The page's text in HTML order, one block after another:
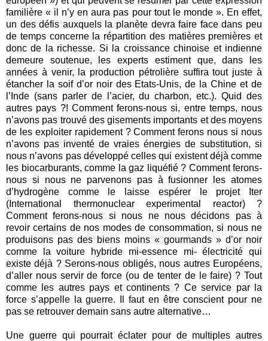
familière « il n’y en aura pas pour tout le monde ». En effet,
un des défis auxquels la planète devra faire face dans peu
de temps concerne la répartition des matières premières et
donc de la richesse. Si la croissance chinoise et indienne
demeure soutenue, les experts estiment que, dans les
années à venir, la production pétrolière suffira tout juste à
étancher la soif d’or noir des Etats-Unis, de la Chine et de
l’Inde (sans parler de l’acier, du charbon, etc.). Quid des
autres pays ?! Comment ferons-nous si, entre temps, nous
n’avons pas trouvé des gisements importants et des moyens
de les exploiter rapidement ? Comment ferons nous si nous
n’avons pas inventé de vraies énergies de substitution, si
nous n’avons pas développé celles qui existent déjà comme
les biocarburants, comme la gaz liquéfié ? Comment ferons-
nous si nous ne parvenons pas à fusionner les atomes
d’hydrogène comme le laisse espérer le projet Iter
(International thermonuclear experimental reactor) ?
Comment ferons-nous si nous ne nous décidons pas à
revoir certains de nos modes de consommation, si nous ne
produisons pas des biens moins « gourmands » d’or noir
comme la voiture hybride mi-essence mi- électricité qui
existe déjà ? Serons-nous obligés, nous autres Européens,
d’aller nous servir de force (ou de tenter de le faire) ? Tout
comme les autres pays et continents ? Ce service par la
force s’appelle la guerre. Il faut en être conscient pour ne
pas se retrouver demain sans autre alternative…
Une guerre qui pourrait éclater pour de multiples autres